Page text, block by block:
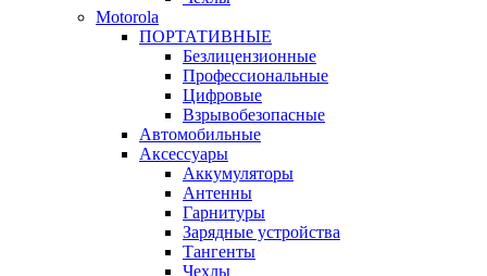
Motorola
ПОРТАТИВНЫЕ
Безлицензионные
Профессиональные
Цифровые
Взрывобезопасные
Автомобильные
Аксессуары
Аккумуляторы
Антенны
Гарнитуры
Зарядные устройства
Тангенты
Чехлы